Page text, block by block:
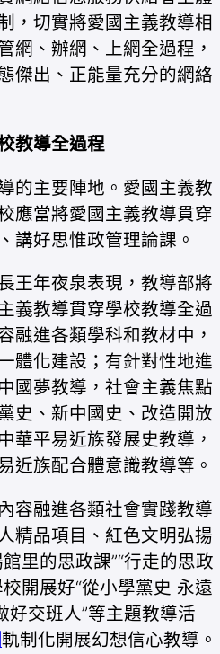
，切實將愛國主義教導相
網、辦網、上網全過程，
傑出、正能量充分的網絡
教導全過程
的主要陣地。愛國主義教
應當將愛國主義教導貫穿
講好思惟政管理論課。
王年夜泉表現，教導部將
義教導貫穿學校教導全過
融進各類學科和教材中，
體化建設；有針對性地進
國夢教導，社會主義焦點
史、新中國史、改造開放
華平易近族發展史教導，
近族配合體意識教導等。
容融進各類社會實踐教導
精品項目、紅色文明弘揚
里的思政課”“行走的思政
開展好“從小學黨史 永遠
好交班人”等主題教導活
軌制化開展幻想信心教導。